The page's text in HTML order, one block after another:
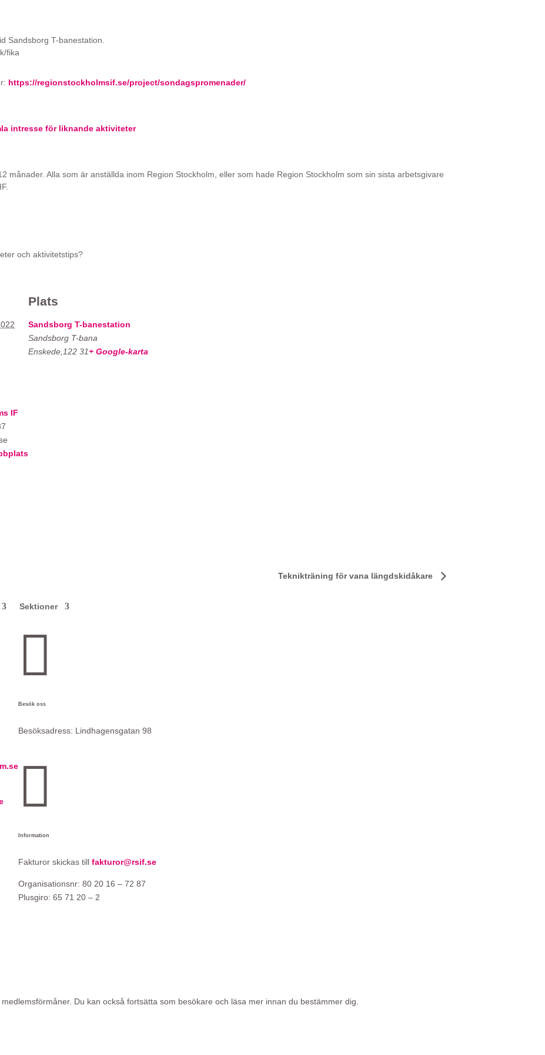
Sandsborg T-banestation.
fika
https://regionstockholmsif.se/project/sondagspromenader/
intresse för liknande aktiviteter
månader. Alla som är anställda inom Region Stockholm, eller som hade Region Stockholm som sin sista arbetsgivare
och aktivitetstips?
IF
Plats
Sandsborg T-banestation
Sandsborg T-bana
Enskede 122 31+ Google-karta
Teknikträning för vana längdskidåkare
Sektioner

Besök oss
Besöksadress: Lindhagensgatan 98

Information
Fakturor skickas tillfakturor@rsif.se
Organisationsnr: 80 20 16 – 72 87
Plusgiro: 65 71 20 – 2
Du kan också fortsätta som besökare och läsa mer innan du bestämmer dig.